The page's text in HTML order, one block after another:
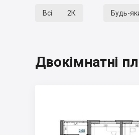
Всі 2К Будь-
Двокімнатні